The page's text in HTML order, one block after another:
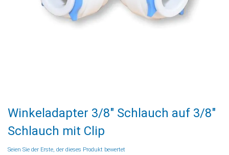
Anfang
der
Bildgalerie
springen
Winkeladapter 3/8" Schlauch auf 3/8"
Schlauch mit Clip
Seien Sie der Erste, der dieses Produkt bewertet